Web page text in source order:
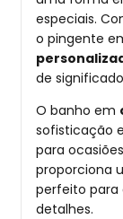
especiais.
o pingente
de
O banho em
sofisticação
para
proporciona
perfeito para
detalhes.